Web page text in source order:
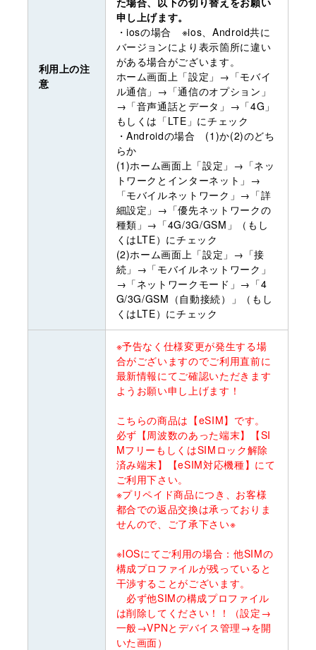
利用上の注
意
申し上げます。
・iosの場合 ※ios、Android共に
バージョンにより表示箇所に違い
がある場合がございます。
ホーム画面上「設定」→「モバイ
ル通信」→「通信のオプション」
→「音声通話とデータ」→「4G」
もしくは「LTE」にチェック
・Androidの場合 (1)か(2)のどち
らか
(1)ホーム画面上「設定」→「ネッ
トワークとインターネット」→
「モバイルネットワーク」→「詳
細設定」→「優先ネットワークの
種類」→「4G/3G/GSM」（もし
くはLTE）にチェック
(2)ホーム画面上「設定」→「接
続」→「モバイルネットワーク」
→「ネットワークモード」→「4
G/3G/GSM（自動接続）」（もし
くはLTE）にチェック
※予告なく仕様変更が発生する場
合がございますのでご利用直前に
最新情報にてご確認いただきます
ようお願い申し上げます！
こちらの商品は【eSIM】です。
必ず【周波数のあった端末】【SI
MフリーもしくはSIMロック解除
済み端末】【eSIM対応機種】にて
ご利用下さい。
※プリペイド商品につき、お客様
都合での返品交換は承っておりま
せんので、ご了承下さい※
※IOSにてご利用の場合：他SIMの
構成プロファイルが残っていると
干渉することがございます。
必ず他SIMの構成プロファイル
は削除してください！！（設定→
一般→VPNとデバイス管理→を開
いた画面）